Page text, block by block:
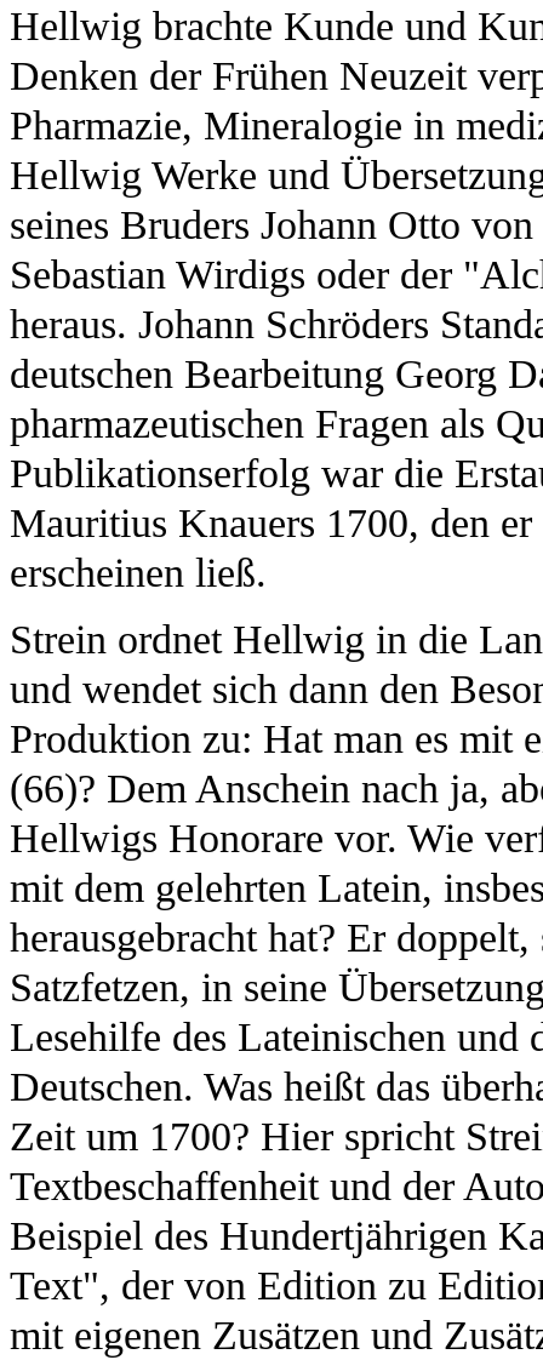
Hellwig brachte Kunde und
Denken der Frühen Neuzeit
Pharmazie, Mineralogie in
Hellwig Werke und
seines Bruders Johann Otto
Sebastian Wirdigs oder der
heraus. Johann Schröders
deutschen Bearbeitung Georg
pharmazeutischen Fragen als
Publikationserfolg war die
Mauritius Knauers 1700, den
erscheinen ließ.
Strein ordnet Hellwig in die
und wendet sich dann den
Produktion zu: Hat man es mit
(66)? Dem Anschein nach ja,
Hellwigs Honorare vor. Wie
mit dem gelehrten Latein,
herausgebracht hat? Er
Satzfetzen, in seine
Lesehilfe des Lateinischen und
Deutschen. Was heißt das
Zeit um 1700? Hier spricht
Textbeschaffenheit und der
Beispiel des Hundertjährigen
Text", der von Edition zu
mit eigenen Zusätzen und